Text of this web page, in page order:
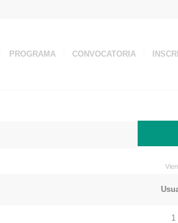
PROGRAMA CONVOCATORIA
1